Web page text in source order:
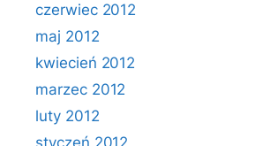
czerwiec 2012
maj 2012
kwiecień 2012
marzec 2012
luty 2012
styczeń 2012